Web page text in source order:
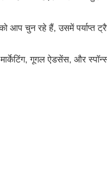
को आप चुन रहे हैं, उसमें
गूगल ऐडसेंस, और